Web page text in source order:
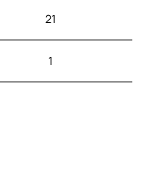
21
1